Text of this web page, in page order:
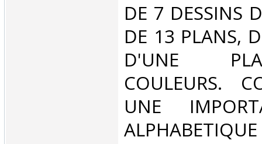
DE 7 DESSINS
DE 13 PLANS,
D'UNE
COULEURS.
UNE